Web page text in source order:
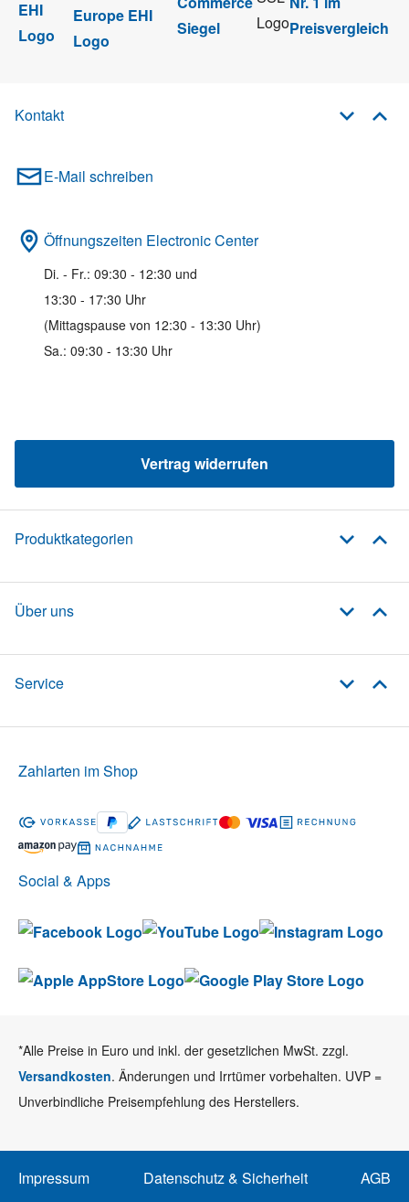
Kontakt
E-Mail schreiben
Öffnungszeiten Electronic Center
Di. - Fr.: 09:30 - 12:30 und
13:30 - 17:30 Uhr
(Mittagspause von 12:30 - 13:30 Uhr)
Sa.: 09:30 - 13:30 Uhr
Vertrag widerrufen
Produktkategorien
Über uns
Service
Social & Apps
Zahlarten im Shop
*Alle Preise in Euro und inkl. der gesetzlichen MwSt. zzgl.
Versandkosten. Änderungen und Irrtümer vorbehalten. UVP =
Unverbindliche Preisempfehlung des Herstellers.
Impressum Datenschutz & Sicherheit AGB